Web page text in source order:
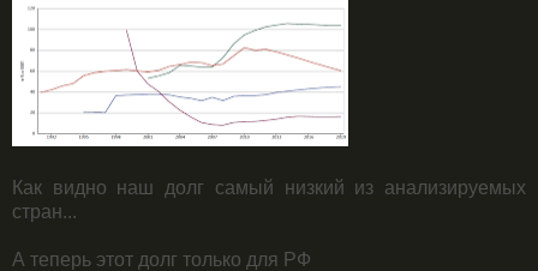
Как видно наш долг самый низкий из анализируемых
стран...
А теперь этот долг только для РФ